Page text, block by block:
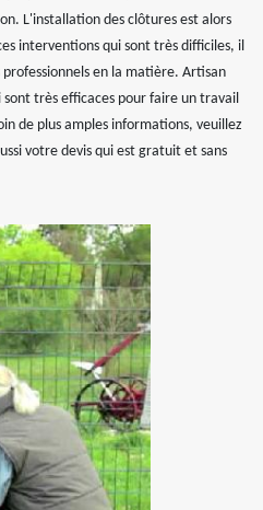
L'installation des clôtures est alors
interventions qui sont très difficiles, il
en la matière. Artisan
très efficaces pour faire un travail
de plus amples informations, veuillez
votre devis qui est gratuit et sans